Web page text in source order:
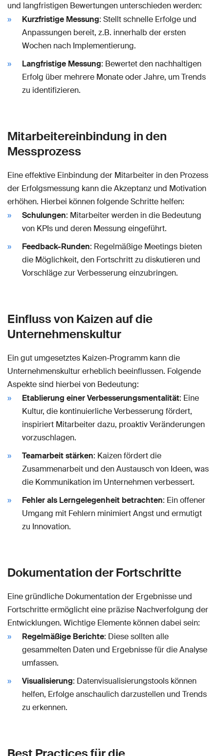
und langfristigen Bewertungen unterschieden werden:
Kurzfristige Messung: Stellt schnelle Erfolge und
Anpassungen bereit, z.B. innerhalb der ersten
Wochen nach Implementierung.
Langfristige Messung: Bewertet den nachhaltigen
Erfolg über mehrere Monate oder Jahre, um Trends
zu identifizieren.
Mitarbeitereinbindung in den
Messprozess
Eine effektive Einbindung der Mitarbeiter in den Prozess
der Erfolgsmessung kann die Akzeptanz und Motivation
erhöhen. Hierbei können folgende Schritte helfen:
Schulungen: Mitarbeiter werden in die Bedeutung
von KPIs und deren Messung eingeführt.
Feedback-Runden: Regelmäßige Meetings bieten
die Möglichkeit, den Fortschritt zu diskutieren und
Vorschläge zur Verbesserung einzubringen.
Einfluss von Kaizen auf die
Unternehmenskultur
Ein gut umgesetztes Kaizen-Programm kann die
Unternehmenskultur erheblich beeinflussen. Folgende
Aspekte sind hierbei von Bedeutung:
Etablierung einer Verbesserungsmentalität: Eine
Kultur, die kontinuierliche Verbesserung fördert,
inspiriert Mitarbeiter dazu, proaktiv Veränderungen
vorzuschlagen.
Teamarbeit stärken: Kaizen fördert die
Zusammenarbeit und den Austausch von Ideen, was
die Kommunikation im Unternehmen verbessert.
Fehler als Lerngelegenheit betrachten: Ein offener
Umgang mit Fehlern minimiert Angst und ermutigt
zu Innovation.
Dokumentation der Fortschritte
Eine gründliche Dokumentation der Ergebnisse und
Fortschritte ermöglicht eine präzise Nachverfolgung der
Entwicklungen. Wichtige Elemente können dabei sein:
Regelmäßige Berichte: Diese sollten alle
gesammelten Daten und Ergebnisse für die Analyse
umfassen.
Visualisierung: Datenvisualisierungstools können
helfen, Erfolge anschaulich darzustellen und Trends
zu erkennen.